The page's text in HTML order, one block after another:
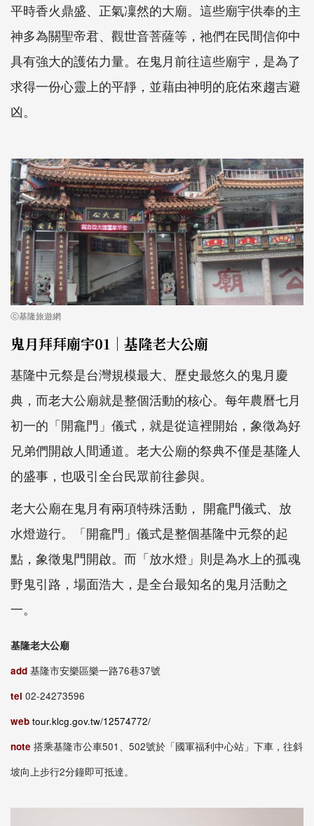
平時香火鼎盛、正氣凜然的大廟。這些廟宇供奉的主
神多為關聖帝君、觀世音菩薩等，祂們在民間信仰中
具有強大的護佑力量。在鬼月前往這些廟宇，是為了
求得一份心靈上的平靜，並藉由神明的庇佑來趨吉避
凶。
ⓒ基隆旅遊網
鬼月拜拜廟宇01｜基隆老大公廟
基隆中元祭是台灣規模最大、歷史最悠久的鬼月慶
典，而老大公廟就是整個活動的核心。每年農曆七月
初一的「開龕門」儀式，就是從這裡開始，象徵為好
兄弟們開啟人間通道。老大公廟的祭典不僅是基隆人
的盛事，也吸引全台民眾前往參與。
老大公廟在鬼月有兩項特殊活動， 開龕門儀式、放
水燈遊行。「開龕門」儀式是整個基隆中元祭的起
點，象徵鬼門開啟。而「放水燈」則是為水上的孤魂
野鬼引路，場面浩大，是全台最知名的鬼月活動之
一。
基隆老大公廟
add 基隆市安樂區樂一路76巷37號
tel 02-24273596
web tour.klcg.gov.tw/12574772/
note 搭乘基隆市公車501、502號於「國軍福利中心站」下車，往斜
坡向上步行2分鐘即可抵達。